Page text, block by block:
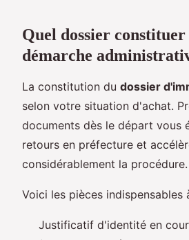
Quel dossier
démarche
La constitution du dossier
selon votre situation d'achat.
documents dès le départ vous
retours en préfecture et
considérablement la procédure.
Voici les pièces indispensables
Justificatif d'identité en